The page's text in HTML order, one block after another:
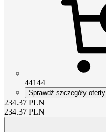
44144
Sprawdź szczegóły oferty
234.37 PLN
234.37 PLN